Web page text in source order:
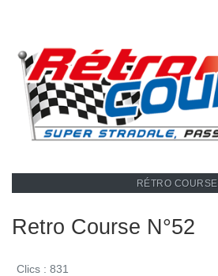
RÉTRO COURSE
Retro Course N°52
Clics : 831